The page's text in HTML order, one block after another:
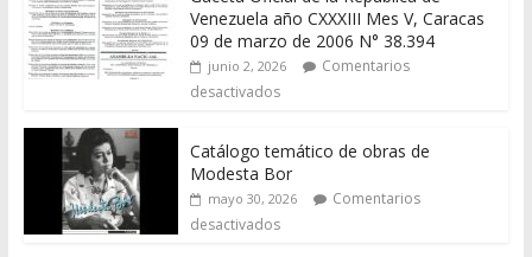
Venezuela año CXXXIII Mes V, Caracas
09 de marzo de 2006 N° 38.394
junio 2, 2026
Comentarios
desactivados
Catálogo temático de obras de
Modesta Bor
mayo 30, 2026
Comentarios
desactivados